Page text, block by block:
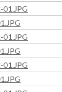
01.JPG
01.JPG
01.JPG